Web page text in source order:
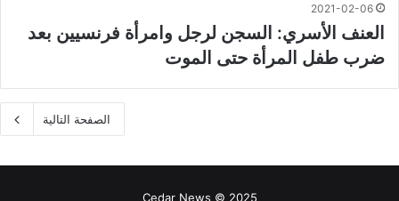
2021-02-06
العنف الأسري: السجن لرجل وامرأة فرنسيين بعد
ضرب طفل المرأة حتى الموت
الصفحة التالية
Cedar News © 2025